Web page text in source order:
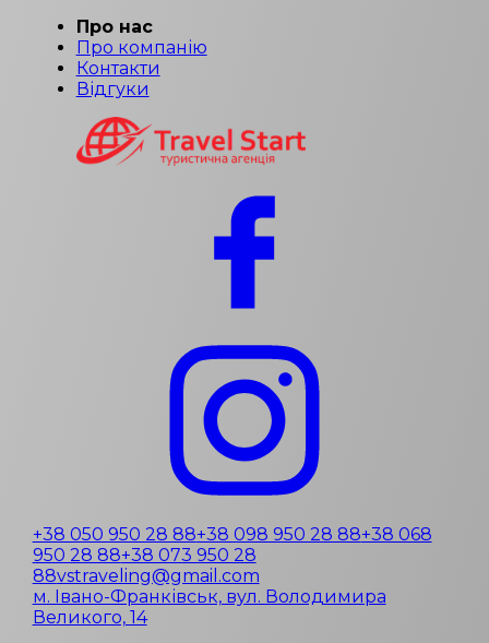
Про нас
Про компанію
Контакти
Відгуки
+38 050 950 28 88+38 098 950 28 88+38 068
950 28 88+38 073 950 28
88vstraveling@gmail.com
м. Івано-Франківськ, вул. Володимира
Великого, 14